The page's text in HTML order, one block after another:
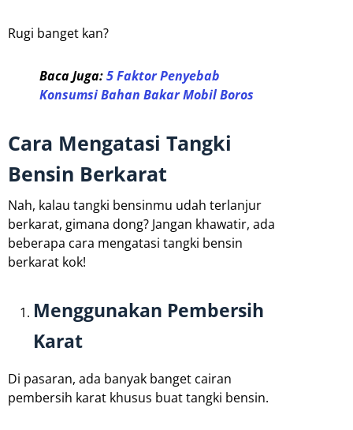
Rugi banget kan?
Baca Juga:5 Faktor Penyebab
Konsumsi Bahan Bakar Mobil Boros
Cara Mengatasi Tangki
Bensin Berkarat
Nah, kalau tangki bensinmu udah terlanjur
berkarat, gimana dong? Jangan khawatir, ada
beberapa cara mengatasi tangki bensin
berkarat kok!
Menggunakan Pembersih
Karat
Di pasaran, ada banyak banget cairan
pembersih karat khusus buat tangki bensin.